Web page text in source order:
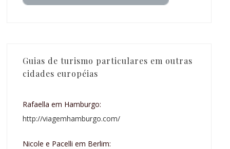
Guias de turismo particulares em outras
cidades européias
Rafaella em Hamburgo:
http://viagemhamburgo.com/
Nicole e Pacelli em Berlim: